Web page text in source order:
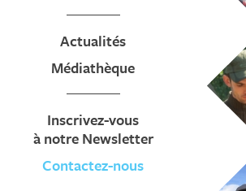
Actualités
Médiathèque
Inscrivez-vous
à notre Newsletter
Contactez-nous